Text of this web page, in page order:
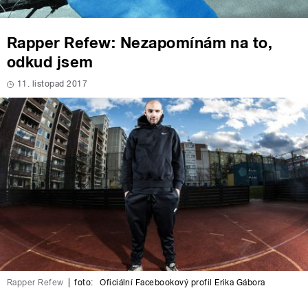
Rapper Refew: Nezapomínám na to,
odkud jsem
11. listopad 2017
Rapper Refew foto: Oficiální Facebookový profil Erika Gábora